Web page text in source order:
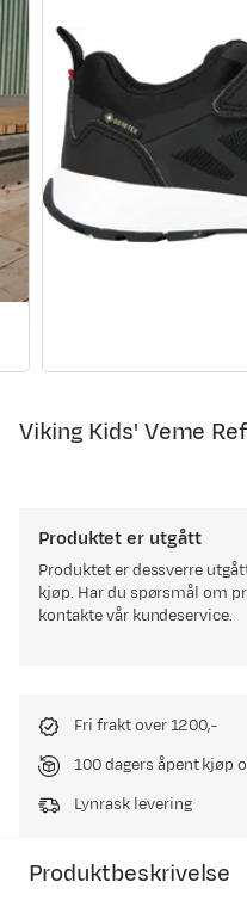
Viking Kids' Veme
Produktet er utgått
Produktet er dessverre
kjøp. Har du spørsmål om
kontakte vår kundeservice.
Fri frakt over 1200,-
100 dagers åpent kjøp
Lynrask levering
Produktbeskrivelse